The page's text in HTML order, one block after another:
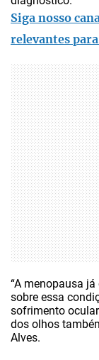
Siga nosso
relevantes
“A menopausa
sobre essa
sofrimento
dos olhos
Alves.